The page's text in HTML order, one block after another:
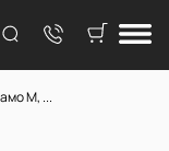
М, ...